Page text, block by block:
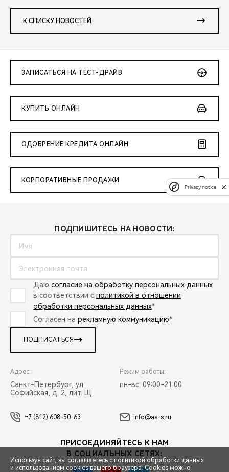
К СПИСКУ НОВОСТЕЙ
ЗАПИСАТЬСЯ НА ТЕСТ-ДРАЙВ
КУПИТЬ ОНЛАЙН
ОДОБРЕНИЕ КРЕДИТА ОНЛАЙН
КОРПОРАТИВНЫЕ ПРОДАЖИ
ПОДПИШИТЕСЬ НА НОВОСТИ:
Даю согласие на обработку персональных данных
в соответствии с политикой в отношении
обработки персональных данных*
Согласен на рекламную коммуникацию*
ПОДПИСАТЬСЯ
Адрес:
Санкт-Петербург, ул.
Софийская, д. 2, лит. Щ
Режим работы:
пн-вс: 09:00-21:00
+7 (812) 608-50-63 info@as-s.ru
ПРИСОЕДИНЯЙТЕСЬ К НАМ
В СОЦИАЛЬНЫХ СЕТЯХ:
Используя сайт, вы соглашаетесь с политикой обработки данных
и использованием cookies вашего браузера. Cookies можно
Privacy notice